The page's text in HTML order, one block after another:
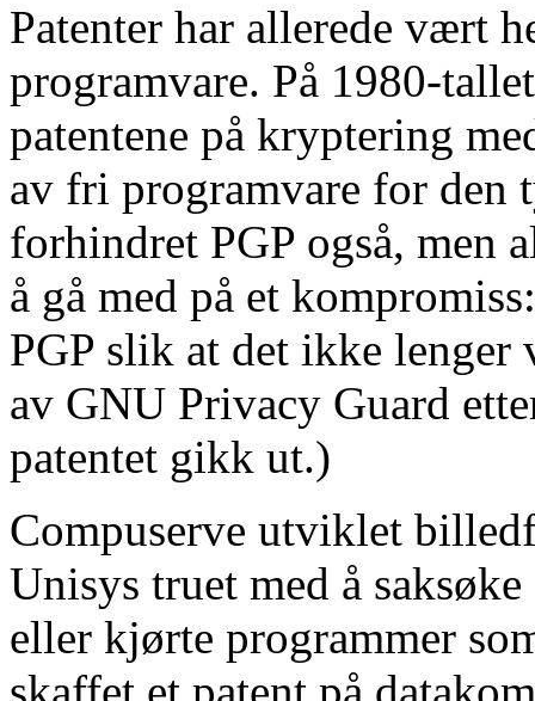
Patenter har allerede vært
programvare. På 1980-
patentene på kryptering
av fri programvare for den
forhindret PGP også,
å gå med på et
PGP slik at det ikke
av GNU Privacy Guard
patentet gikk ut.)
Compuserve utviklet
Unisys truet med å
eller kjørte programmer